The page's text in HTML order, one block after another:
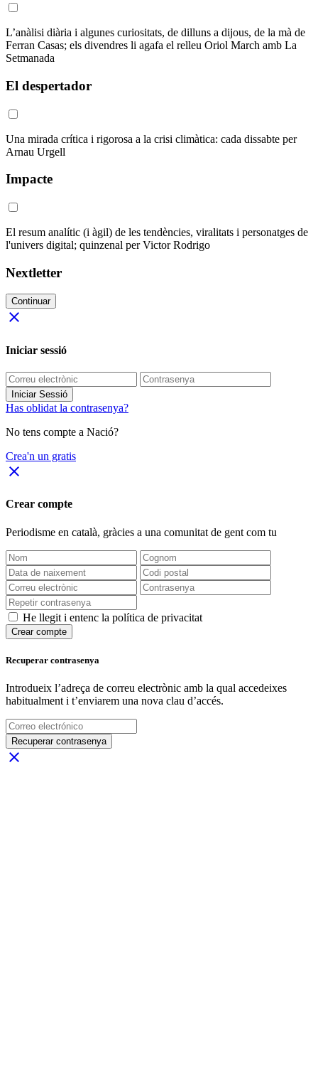
L’anàlisi diària i algunes curiositats, de dilluns a dijous, de la mà de
Ferran Casas; els divendres li agafa el relleu Oriol March amb La
Setmanada
El despertador
Una mirada crítica i rigorosa a la crisi climàtica: cada dissabte per
Arnau Urgell
Impacte
El resum analític (i àgil) de les tendències, viralitats i personatges de
l'univers digital; quinzenal per Victor Rodrigo
Nextletter
Continuar
close
Iniciar sessió
Iniciar Sessió
Has oblidat la contrasenya?
No tens compte a Nació?
Crea'n un gratis
close
Crear compte
Periodisme en català, gràcies a una comunitat de gent com tu
He llegit i entenc la política de privacitat
Crear compte
Recuperar contrasenya
Introdueix l’adreça de correu electrònic amb la qual accedeixes
habitualment i t’enviarem una nova clau d’accés.
Recuperar contrasenya
close